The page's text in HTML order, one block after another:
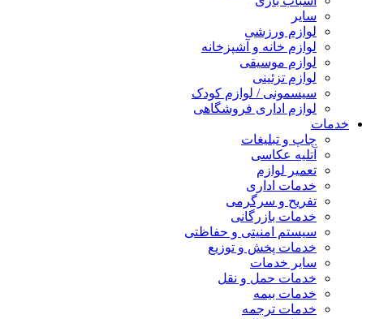
سایر
لوازم ورزشی
لوازم خانه و آشپزخانه
لوازم موسیقی
لوازم تزئینی
سیسمونی / لوازم کودک
لوازم اداری فروشگاهی
خدمات
چاپ و تبلیغات
آتلیه عکاسی
تعمیر لوازم
خدمات اداری
تفریح و سرگرمی
خدمات بازرگانی
سیستم امنیتی و حفاظتی
خدمات پخش و توزیع
سایر خدمات
خدمات حمل و نقل
خدمات بیمه
خدمات ترجمه